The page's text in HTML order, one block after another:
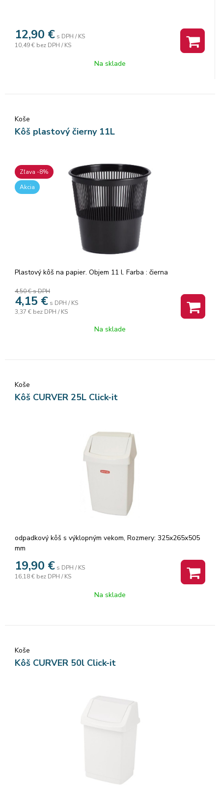
12,90 € s DPH / KS
10,49 € bez DPH / KS
Na sklade
Koše
Kôš plastový čierny 11L
Zľava -8%
Akcia
Plastový kôš na papier. Objem 11 l. Farba : čierna
4,50 €s DPH
4,15 € s DPH / KS
3,37 € bez DPH / KS
Na sklade
Koše
Kôš CURVER 25L Click-it
odpadkový kôš s výklopným vekom, Rozmery: 325x265x505
mm
19,90 € s DPH / KS
16,18 € bez DPH / KS
Na sklade
Koše
Kôš CURVER 50l Click-it